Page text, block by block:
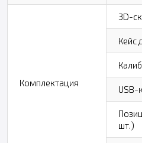
Комплектация
3D-
Кейс
USB-
шт.)